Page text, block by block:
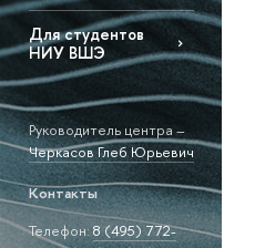
Для студентов
НИУ ВШЭ
Руководитель центра –
Черкасов Глеб Юрьевич
Контакты
Телефон: 8 (495) 772-